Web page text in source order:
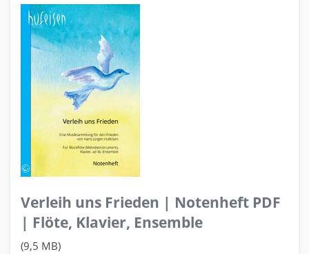
Verleih uns Frieden | Notenheft PDF
| Flöte, Klavier, Ensemble
(9,5 MB)